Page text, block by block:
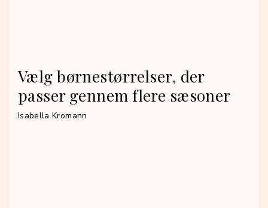
Vælg børnestørrelser, der
passer gennem flere sæsoner
Isabella Kromann